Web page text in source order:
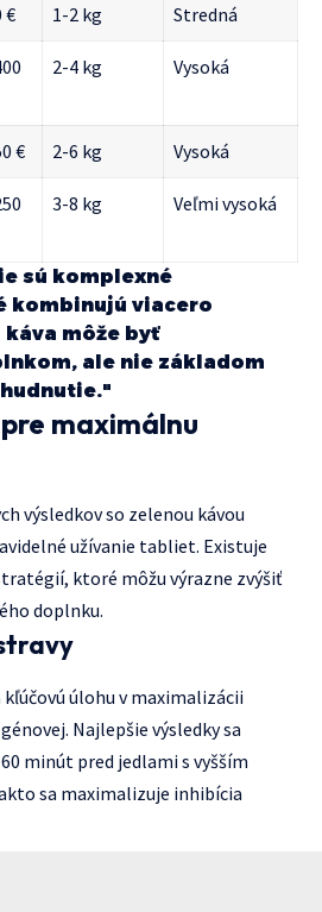
€ 1-2 kg Stredná
2-4 kg Vysoká
€ 2-6 kg Vysoká
3-8 kg Veľmi vysoká
sú komplexné
kombinujú viacero
môže byť
ale nie základom
maximálnu
výsledkov so zelenou kávou
užívanie tabliet. Existuje
ktoré môžu výrazne zvýšiť
doplnku.
kľúčovú úlohu v maximalizácii
Najlepšie výsledky sa
minút pred jedlami s vyšším
sa maximalizuje inhibícia